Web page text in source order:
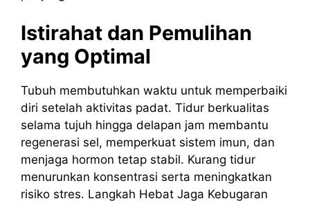
Istirahat dan Pemulihan
yang Optimal
Tubuh membutuhkan waktu untuk memperbaiki
diri setelah aktivitas padat. Tidur berkualitas
selama tujuh hingga delapan jam membantu
regenerasi sel, memperkuat sistem imun, dan
menjaga hormon tetap stabil. Kurang tidur
menurunkan konsentrasi serta meningkatkan
risiko stres. Langkah Hebat Jaga Kebugaran